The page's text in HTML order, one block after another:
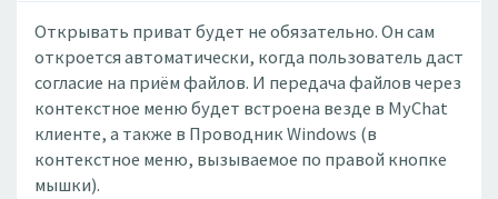
Открывать приват будет не обязательно. Он сам
откроется автоматически, когда пользователь даст
согласие на приём файлов. И передача файлов через
контекстное меню будет встроена везде в MyChat
клиенте, а также в Проводник Windows (в
контекстное меню, вызываемое по правой кнопке
мышки).